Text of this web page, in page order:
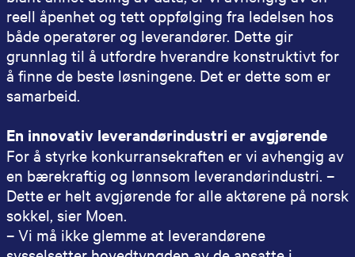
reell åpenhet og tett oppfølging fra ledelsen hos
både operatører og leverandører. Dette gir
grunnlag til å utfordre hverandre konstruktivt for
å finne de beste løsningene. Det er dette som er
samarbeid.
En innovativ leverandørindustri er avgjørende
For å styrke konkurransekraften er vi avhengig av
en bærekraftig og lønnsom leverandørindustri. –
Dette er helt avgjørende for alle aktørene på norsk
sokkel, sier Moen.
– Vi må ikke glemme at leverandørene